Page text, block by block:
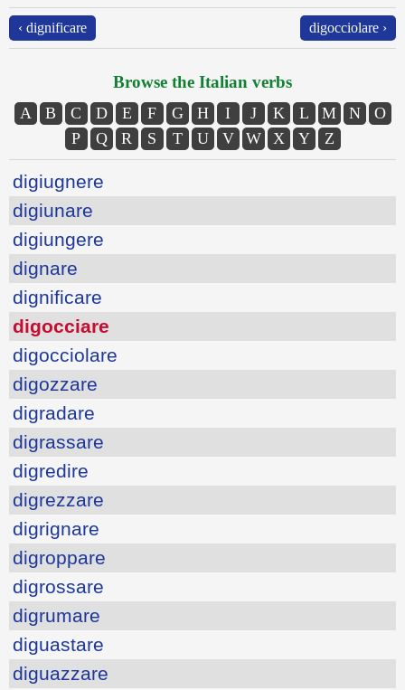
‹ dignificare digocciolare ›
Browse the Italian verbs
A B C D E F G H I J K L M N
O
P
Q R S T U V W X Y Z
digiugnere
digiunare
digiungere
dignare
dignificare
digocciare
digocciolare
digozzare
digradare
digrassare
digredire
digrezzare
digrignare
digroppare
digrossare
digrumare
diguastare
diguazzare